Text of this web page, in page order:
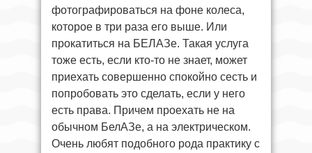
фотографироваться на фоне колеса,
которое в три раза его выше. Или
прокатиться на БЕЛАЗе. Такая услуга
тоже есть, если кто-то не знает, может
приехать совершенно спокойно сесть и
попробовать это сделать, если у него
есть права. Причем проехать не на
обычном БелАЗе, а на электрическом.
Очень любят подобного рода практику с